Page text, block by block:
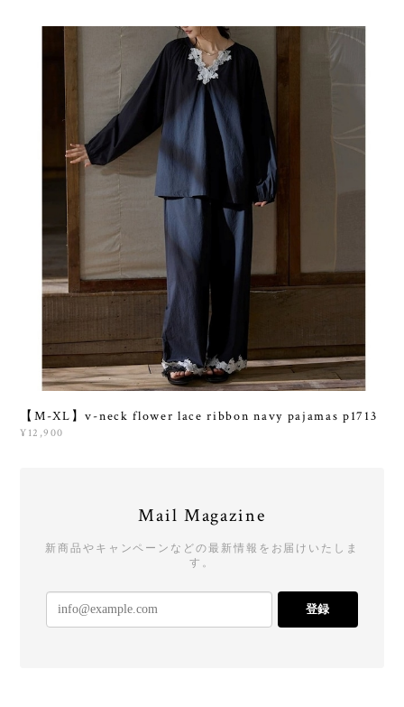
【M-XL】v-neck flower lace ribbon navy pajamas p1713
¥12,900
Mail Magazine
新商品やキャンペーンなどの最新情報をお届けいたしま
す。
登録